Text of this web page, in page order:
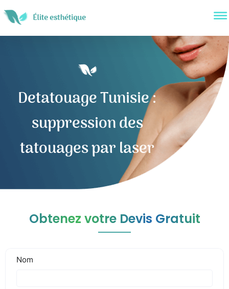
Detatouage Tunisie :
suppression des
tatouages par laser
Obtenez votre Devis Gratuit